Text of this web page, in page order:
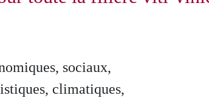
sociaux,
climatiques,